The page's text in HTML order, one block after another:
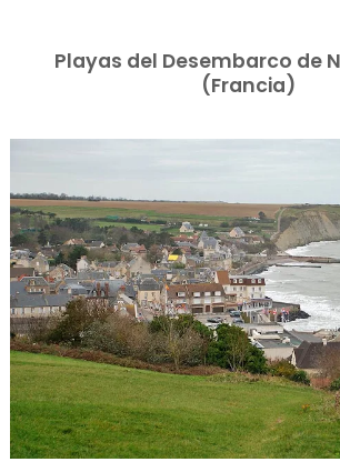
Playas del Desembarco de
(Francia)